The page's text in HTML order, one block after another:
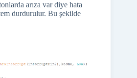
arıza var diye hata
durdurulur. Bu şekilde